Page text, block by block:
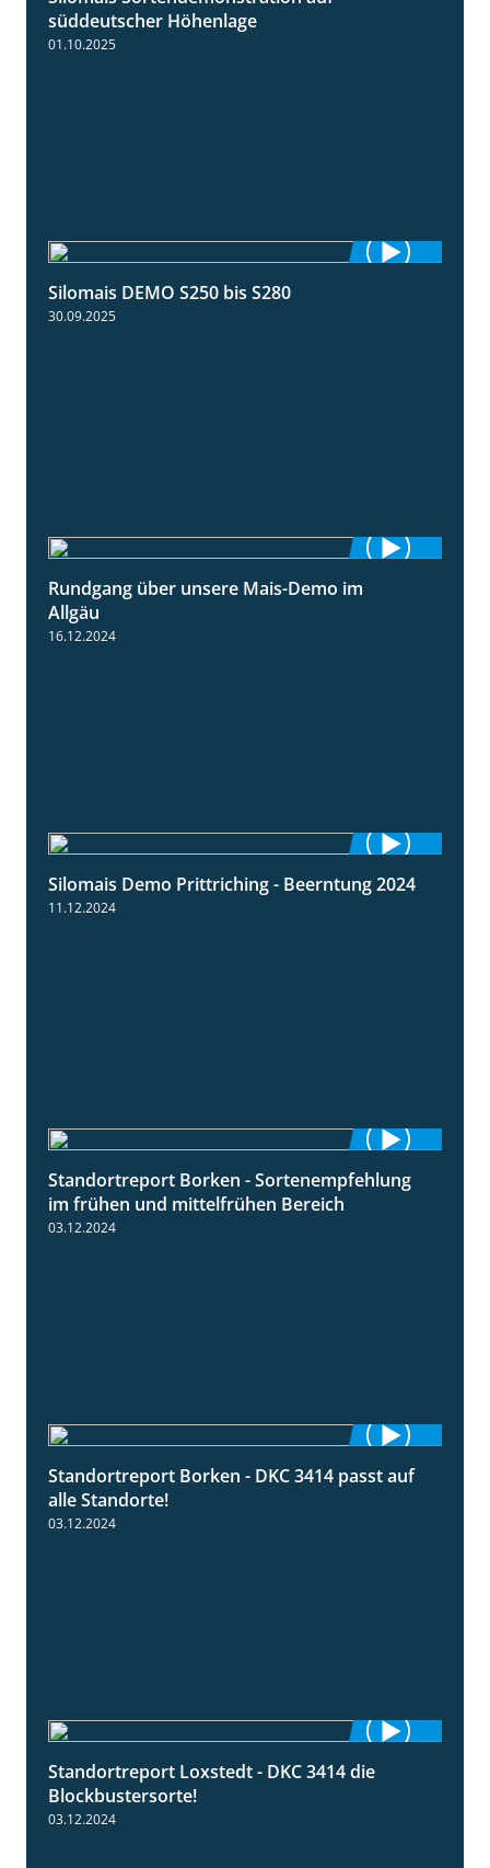
süddeutscher Höhenlage
01.10.2025
Silomais DEMO S250 bis S280
30.09.2025
Rundgang über unsere Mais-Demo im
Allgäu
16.12.2024
12:28
Silomais Demo Prittriching - Beerntung 2024
11.12.2024
7:53
Standortreport Borken - Sortenempfehlung
im frühen und mittelfrühen Bereich
03.12.2024
1:23
Standortreport Borken - DKC 3414 passt auf
alle Standorte!
03.12.2024
1:06
Standortreport Loxstedt - DKC 3414 die
Blockbustersorte!
03.12.2024